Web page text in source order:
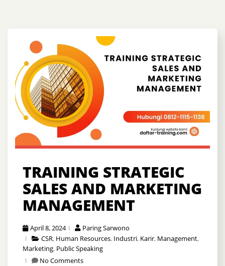
TRAINING STRATEGIC
SALES AND MARKETING
MANAGEMENT
April 8, 2024
Paring Sarwono
CSR, Human Resources, Industri, Karir, Management,
Marketing, Public Speaking
No Comments